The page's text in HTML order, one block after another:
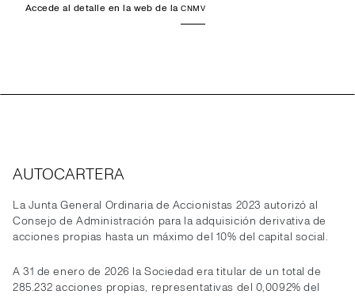
Accede al detalle en la web de laCNMV
AUTOCARTERA
La Junta General Ordinaria de Accionistas 2023 autorizó al
Consejo de Administración para la adquisición derivativa de
acciones propias hasta un máximo del 10% del capital social.
A 31 de enero de 2026 la Sociedad era titular de un total de
285.232 acciones propias, representativas del 0,0092% del